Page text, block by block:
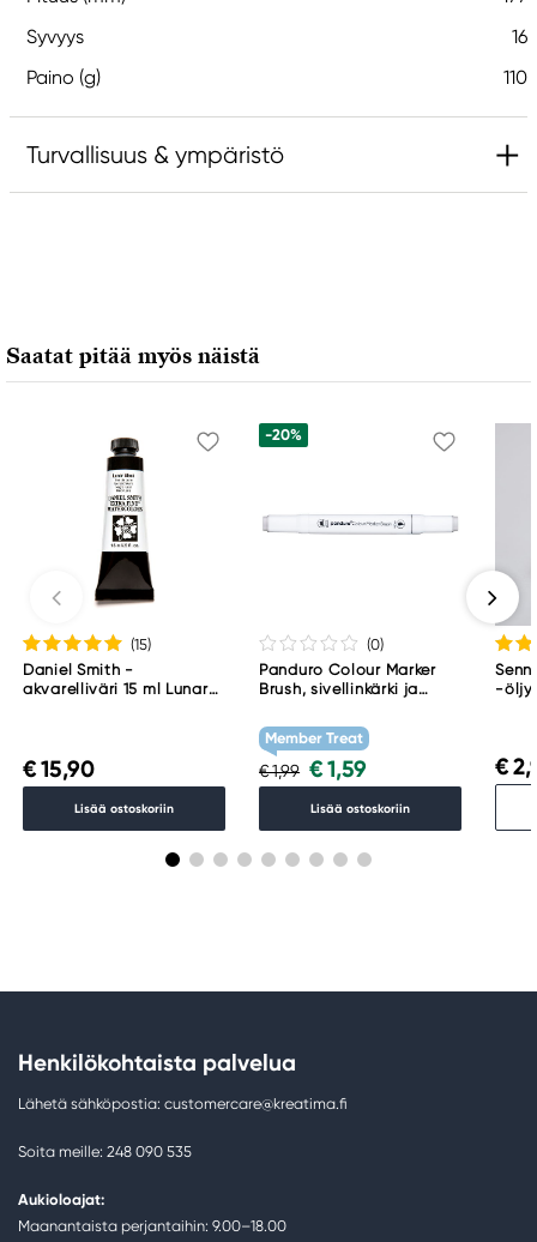
Syvyys
16
Paino (g)
110
Turvallisuus & ympäristö
7311 PD Apeldoorn, Netherlands
info@royaltalens.com
Saatat pitää myös näistä
(15)
Daniel Smith -
akvarelliväri 15 ml Lunar
€ 15,90
Lisää ostoskoriin
-20%
(0)
Panduro Colour Marker
Brush, sivellinkärki ja
WG1
Member Treat
€ 1,99 € 1,59
Lisää ostoskoriin
-
€
Henkilökohtaista palvelua
Lähetä sähköpostia: customercare@kreatima.fi
Soita meille: 248 090 535
Aukioloajat:
Maanantaista perjantaihin: 9.00–18.00